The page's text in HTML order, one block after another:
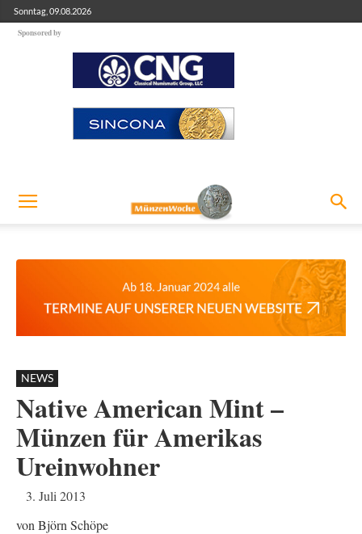
Sonntag, 09.08.2026
Sponsored by
NEWS
Native American Mint –
Münzen für Amerikas
Ureinwohner
3. Juli 2013
von Björn Schöpe